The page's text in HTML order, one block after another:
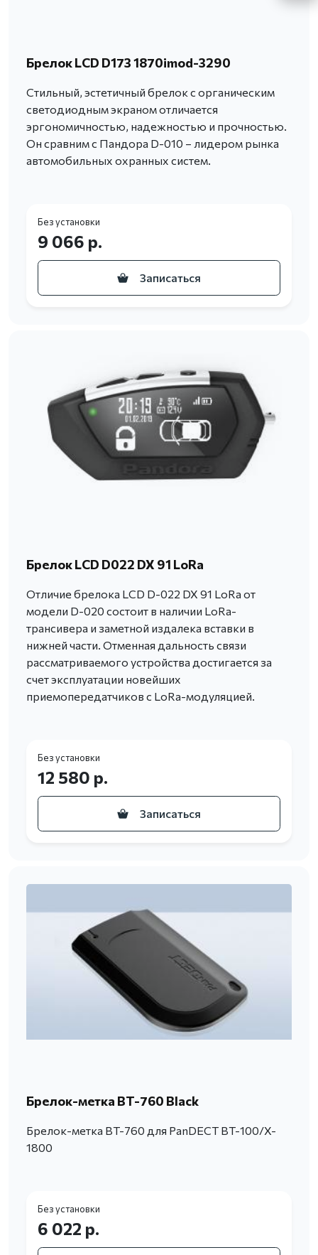
Брелок LCD D173 1870imod-3290
Стильный, эстетичный брелок с органическим
светодиодным экраном отличается
эргономичностью, надежностью и прочностью.
Он сравним с Пандора D-010 – лидером рынка
автомобильных охранных систем.
Без установки
9 066 р.
Записаться
Брелок LCD D022 DX 91 LoRa
Отличие брелока LCD D-022 DX 91 LoRa от
модели D-020 состоит в наличии LoRa-
трансивера и заметной издалека вставки в
нижней части. Отменная дальность связи
рассматриваемого устройства достигается за
счет эксплуатации новейших
приемопередатчиков с LoRa-модуляцией.
Без установки
12 580 р.
Записаться
Брелок-метка BT-760 Black
Брелок-метка BT-760 для PanDECT BT-100/X-
1800
Без установки
6 022 р.